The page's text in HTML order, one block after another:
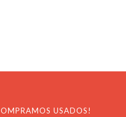
USADOS!